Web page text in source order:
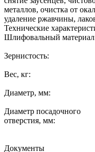
металлов, очистка от
удаление ржавчины,
Технические
Шлифовальный
Зернистость:
Вес, кг:
Диаметр, мм:
Диаметр
отверстия, мм:
Документы